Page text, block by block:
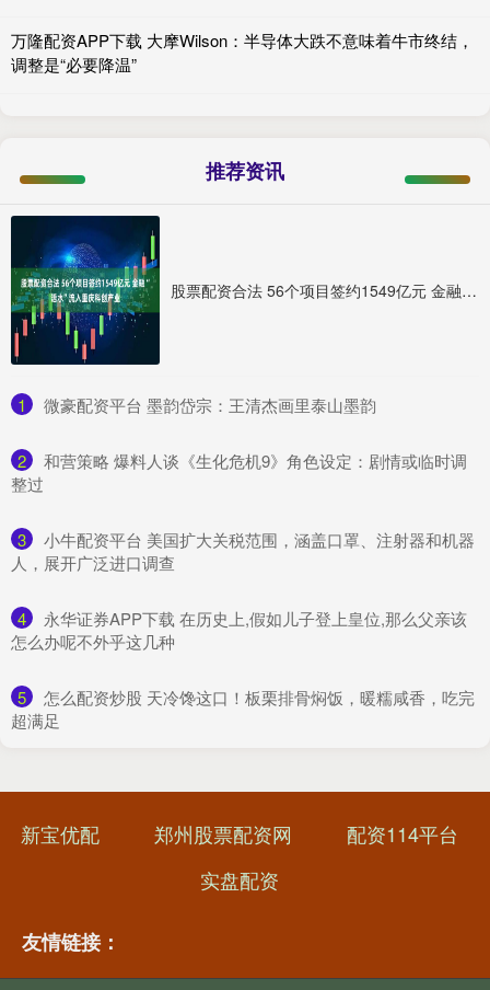
万隆配资APP下载 大摩Wilson：半导体大跌不意味着牛市终结，
调整是“必要降温”
推荐资讯
股票配资合法 56个项目签约1549亿元 金融“活水”流入重庆科创产业
1 ​微豪配资平台 墨韵岱宗：王清杰画里泰山墨韵
2
​和营策略 爆料人谈《生化危机9》角色设定：剧情或临时调
整过
3
​小牛配资平台 美国扩大关税范围，涵盖口罩、注射器和机器
人，展开广泛进口调查
4
​永华证券APP下载 在历史上,假如儿子登上皇位,那么父亲该
怎么办呢不外乎这几种
5
​怎么配资炒股 天冷馋这口！板栗排骨焖饭，暖糯咸香，吃完
超满足
新宝优配 郑州股票配资网
配资114平台
实盘配资
友情链接：